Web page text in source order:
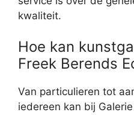
kwaliteit.
Hoe kan
Freek Berends
Van particulieren tot
iedereen kan bij